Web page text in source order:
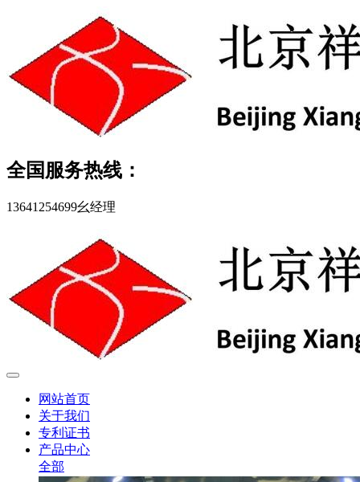
全国服务热线：
13641254699幺经理
网站首页
关于我们
专利证书
产品中心
全部